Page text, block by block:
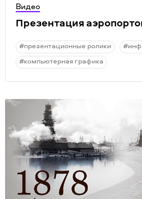
Видео
Презентация
#презентационные ролики
#компьютерная графика